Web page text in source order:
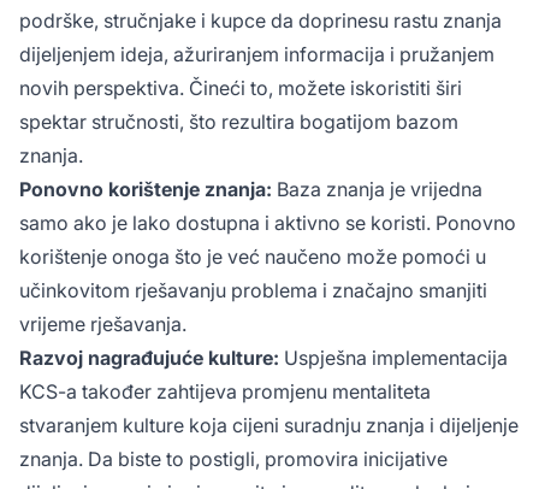
podrške, stručnjake i kupce da doprinesu rastu znanja
dijeljenjem ideja, ažuriranjem informacija i pružanjem
novih perspektiva. Čineći to, možete iskoristiti širi
spektar stručnosti, što rezultira bogatijom bazom
znanja.
Ponovno korištenje znanja: Baza znanja je vrijedna
samo ako je lako dostupna i aktivno se koristi. Ponovno
korištenje onoga što je već naučeno može pomoći u
učinkovitom rješavanju problema i značajno smanjiti
vrijeme rješavanja.
Razvoj nagrađujuće kulture: Uspješna implementacija
KCS-a također zahtijeva promjenu mentaliteta
stvaranjem kulture koja cijeni suradnju znanja i dijeljenje
znanja. Da biste to postigli, promovira inicijative